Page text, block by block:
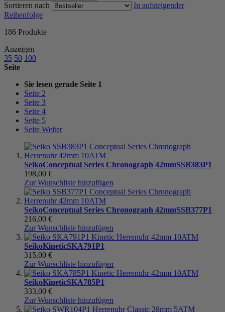
Sortieren nach
In aufsteigender
Reihenfolge
186 Produkte
Anzeigen
35 50 100
Seite
Sie lesen gerade Seite 1
Seite 2
Seite 3
Seite 4
Seite 5
Seite Weiter
SeikoConceptual Series Chronograph 42mmSSB383P1
198,00 €
Zur Wunschliste hinzufügen
SeikoConceptual Series Chronograph 42mmSSB377P1
216,00 €
Zur Wunschliste hinzufügen
SeikoKineticSKA791P1
315,00 €
Zur Wunschliste hinzufügen
SeikoKineticSKA785P1
333,00 €
Zur Wunschliste hinzufügen